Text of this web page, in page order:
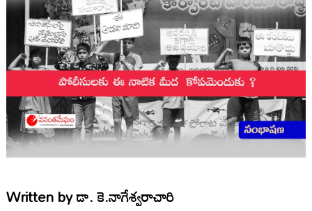
Written byడా. కె.నాగేశ్వరాచారి